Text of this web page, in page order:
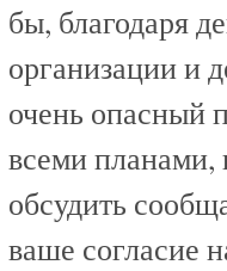
бы, благодаря
организации и
очень опасный
всеми планами,
обсудить
ваше согласие